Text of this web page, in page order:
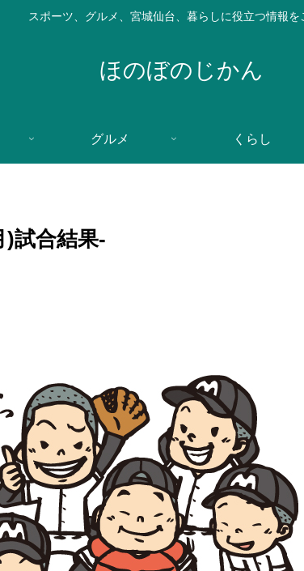
スポーツ、グルメ、宮城仙台、暮らしに役立つ情報を
ほのぼのじかん
グルメ くらし
)試合結果-